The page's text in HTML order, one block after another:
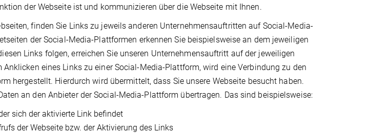
der Webseite ist und kommunizieren über die Webseite mit Ihnen.
finden Sie Links zu jeweils anderen Unternehmensauftritten auf Social-Media-
der Social-Media-Plattformen erkennen Sie beispielsweise an dem jeweiligen
Links folgen, erreichen Sie unseren Unternehmensauftritt auf der jeweiligen
eines Links zu einer Social-Media-Plattform, wird eine Verbindung zu den
hergestellt. Hierdurch wird übermittelt, dass Sie unsere Webseite besucht haben.
an den Anbieter der Social-Media-Plattform übertragen. Das sind beispielsweise:
sich der aktivierte Link befindet
der Webseite bzw. der Aktivierung des Links